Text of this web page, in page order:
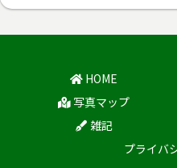
HOME
写真マップ
雑記
プライバ